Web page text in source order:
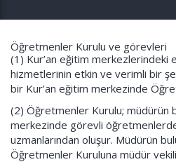
Öğretmenler Kurulu ve görevleri
(1) Kur’an eğitim merkezlerindeki
hizmetlerinin etkin ve verimli bir
bir Kur’an eğitim merkezinde
(2) Öğretmenler Kurulu; müdürün
merkezinde görevli
uzmanlarından oluşur. Müdürün
Öğretmenler Kuruluna müdür